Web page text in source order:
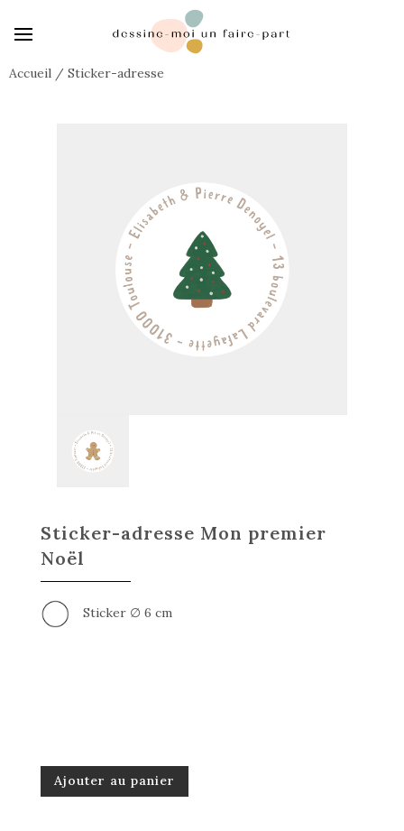
Accueil / Sticker-adresse
Sticker-adresse Mon premier
Noël
Sticker ∅ 6 cm
Ajouter au panier